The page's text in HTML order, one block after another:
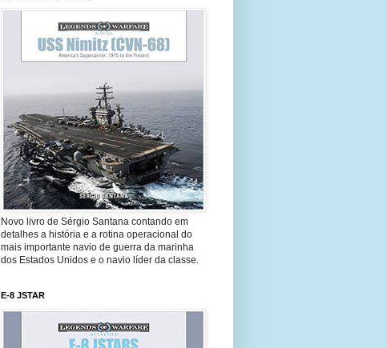
Novo livro de Sérgio Santana contando em
detalhes a história e a rotina operacional do
mais importante navio de guerra da marinha
dos Estados Unidos e o navio líder da classe.
E-8 JSTAR